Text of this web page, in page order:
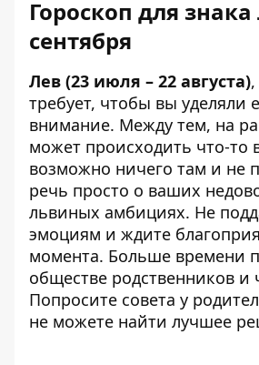
Гороскоп для
сентября
Лев (23 июля – 22 августа)
требует, чтобы вы уделяли
внимание. Между тем, на
может происходить что-то
возможно ничего там и не
речь просто о ваших
львиных амбициях. Не
эмоциям и ждите
момента. Больше времени
обществе родственников и
Попросите совета у
не можете найти лучшее